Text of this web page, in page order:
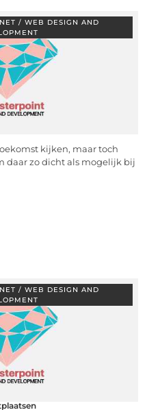
/ WEB DESIGN AND
kijken, maar toch
daar zo dicht als mogelijk bij
/ WEB DESIGN AND